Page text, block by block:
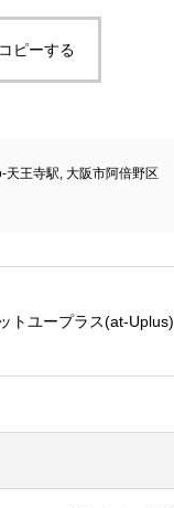
ピーする
天王寺駅, 大阪市阿倍野区
トユープラス(at-Uplus)